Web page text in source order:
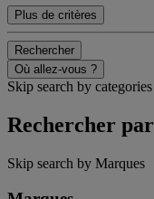
Plus de critères
Rechercher
Où allez-vous ?
Skip search by categories
Rechercher par
Skip search by Marques